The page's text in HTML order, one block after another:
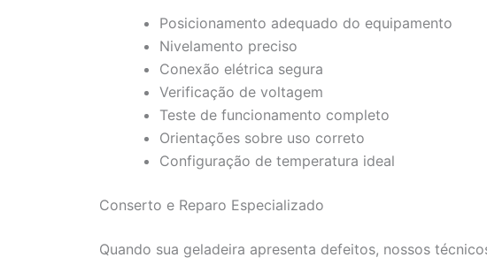
Posicionamento adequado do equipamento
Nivelamento preciso
Conexão elétrica segura
Verificação de voltagem
Teste de funcionamento completo
Orientações sobre uso correto
Configuração de temperatura ideal
Conserto e Reparo Especializado
Quando sua geladeira apresenta defeitos, nossos